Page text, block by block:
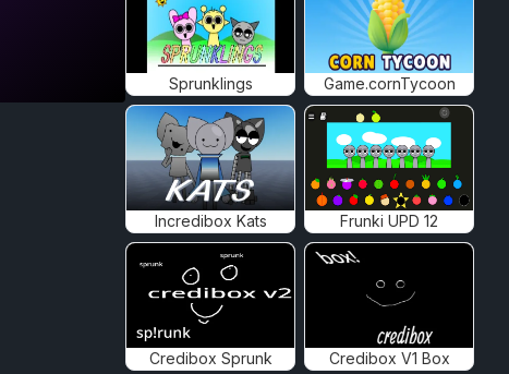
Sprunklings Game.cornTycoon
Incredibox Kats Frunki UPD 12
Credibox Sprunk Credibox V1 Box